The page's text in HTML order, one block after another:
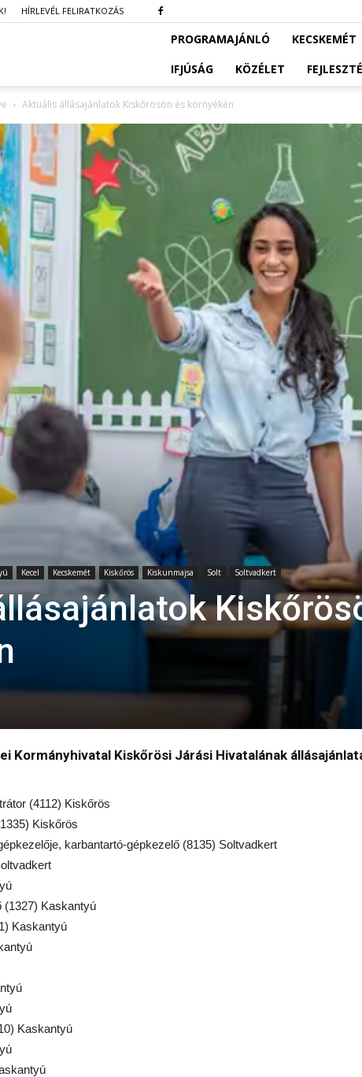
HÍRLEVÉL FELIRATKOZÁS
PROGRAMAJÁNLÓ KECSKEMÉT
IFJÚSÁG
KÖZÉLET
Aktuális állásajánlatok Kiskőrösön és környékén
Kecel Kecskemét Kiskőrös Kiskunmajsa Solt Soltvadkert
Kormányhivatal Kiskőrösi Járási Hivatalának
(4112) Kiskőrös
Kiskőrös
karbantartó-gépkezelő (8135) Soltvadkert
(1327) Kaskantyú
Kaskantyú
Kaskantyú